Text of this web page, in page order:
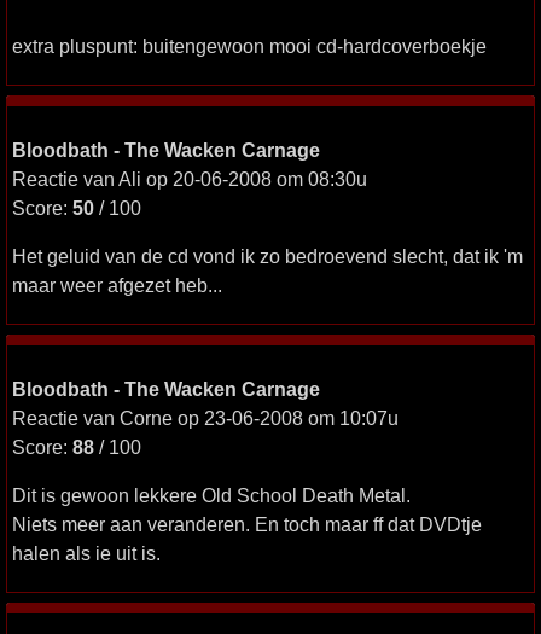
extra pluspunt: buitengewoon mooi cd-hardcoverboekje
Bloodbath - The Wacken Carnage
Reactie van Ali op 20-06-2008 om 08:30u
Score: 50 / 100
Het geluid van de cd vond ik zo bedroevend slecht, dat ik 'm
maar weer afgezet heb...
Bloodbath - The Wacken Carnage
Reactie van Corne op 23-06-2008 om 10:07u
Score: 88 / 100
Dit is gewoon lekkere Old School Death Metal.
Niets meer aan veranderen. En toch maar ff dat DVDtje
halen als ie uit is.